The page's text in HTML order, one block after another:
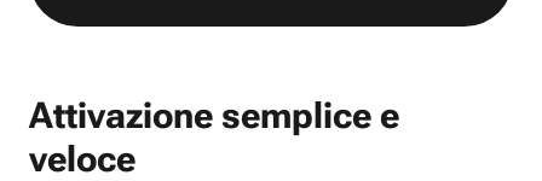
Attivazione semplice e
veloce